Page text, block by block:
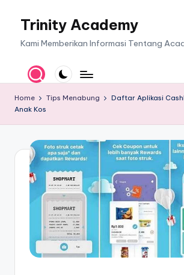
Trinity Academy
Kami Memberikan Informasi Tentang
Home Tips Menabung
Daftar Aplikasi
Anak Kos